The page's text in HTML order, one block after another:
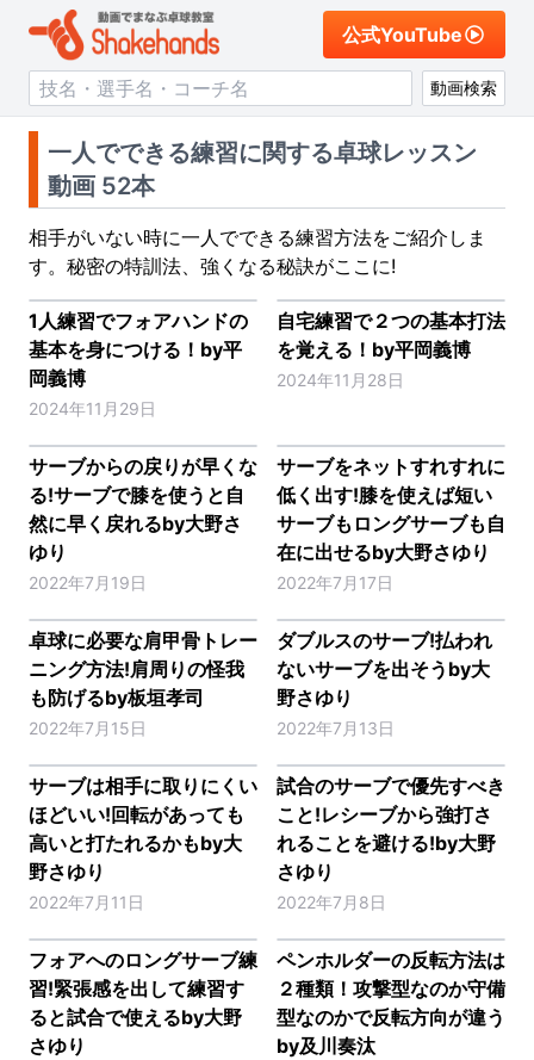
公式YouTube
動画検索
一人でできる練習に関する卓球レッスン
動画 52本
相手がいない時に一人でできる練習方法をご紹介しま
す。秘密の特訓法、強くなる秘訣がここに!
1人練習でフォアハンドの
基本を身につける！by平
岡義博
2024年11月29日
自宅練習で２つの基本打法
を覚える！by平岡義博
2024年11月28日
サーブからの戻りが早くな
る!サーブで膝を使うと自
然に早く戻れるby大野さ
ゆり
2022年7月19日
サーブをネットすれすれに
低く出す!膝を使えば短い
サーブもロングサーブも自
在に出せるby大野さゆり
2022年7月17日
卓球に必要な肩甲骨トレー
ニング方法!肩周りの怪我
も防げるby板垣孝司
2022年7月15日
ダブルスのサーブ!払われ
ないサーブを出そうby大
野さゆり
2022年7月13日
サーブは相手に取りにくい
ほどいい!回転があっても
高いと打たれるかもby大
野さゆり
2022年7月11日
試合のサーブで優先すべき
こと!レシーブから強打さ
れることを避ける!by大野
さゆり
2022年7月8日
フォアへのロングサーブ練
習!緊張感を出して練習す
ると試合で使えるby大野
さゆり
ペンホルダーの反転方法は
２種類！攻撃型なのか守備
型なのかで反転方向が違う
by及川奏汰